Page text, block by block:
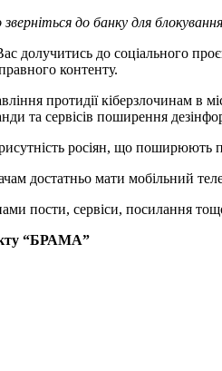
до банку для
долучитись до соціального
контенту.
протидії кіберзлочинам в
та сервісів поширення
росіян, що поширюють
достатньо мати мобільний
пости, сервіси, посилання
“БРАМА”